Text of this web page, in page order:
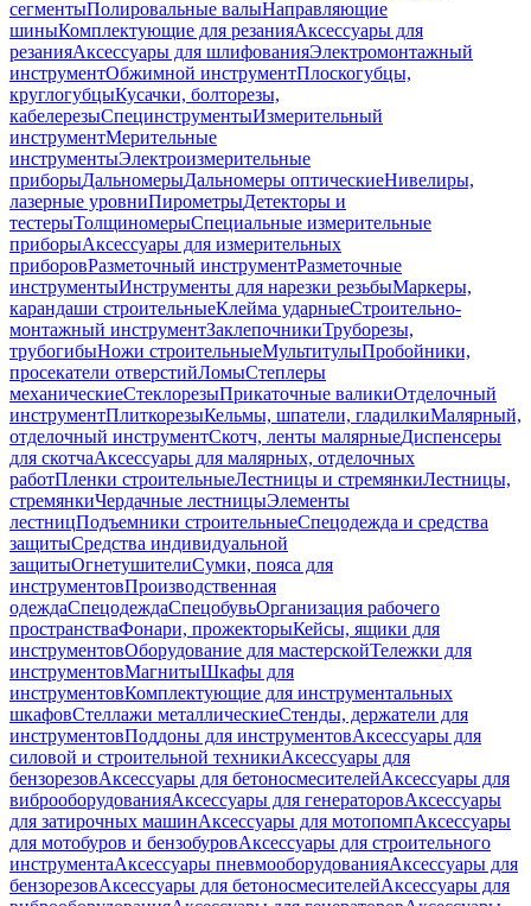
сегментыПолировальные валыНаправляющие
шиныКомплектующие для резанияАксессуары для
резанияАксессуары для шлифованияЭлектромонтажный
инструментОбжимной инструментПлоскогубцы,
круглогубцыКусачки, болторезы,
кабелерезыСпецинструментыИзмерительный
инструментМерительные
инструментыЭлектроизмерительные
приборыДальномерыДальномеры оптическиеНивелиры,
лазерные уровниПирометрыДетекторы и
тестерыТолщиномерыСпециальные измерительные
приборыАксессуары для измерительных
приборовРазметочный инструментРазметочные
инструментыИнструменты для нарезки резьбыМаркеры,
карандаши строительныеКлейма ударныеСтроительно-
монтажный инструментЗаклепочникиТруборезы,
трубогибыНожи строительныеМультитулыПробойники,
просекатели отверстийЛомыСтеплеры
механическиеСтеклорезыПрикаточные валикиОтделочный
инструментПлиткорезыКельмы, шпатели, гладилкиМалярный,
отделочный инструментСкотч, ленты малярныеДиспенсеры
для скотчаАксессуары для малярных, отделочных
работПленки строительныеЛестницы и стремянкиЛестницы,
стремянкиЧердачные лестницыЭлементы
лестницПодъемники строительныеСпецодежда и средства
защитыСредства индивидуальной
защитыОгнетушителиСумки, пояса для
инструментовПроизводственная
одеждаСпецодеждаСпецобувьОрганизация рабочего
пространстваФонари, прожекторыКейсы, ящики для
инструментовОборудование для мастерскойТележки для
инструментовМагнитыШкафы для
инструментовКомплектующие для инструментальных
шкафовСтеллажи металлическиеСтенды, держатели для
инструментовПоддоны для инструментовАксессуары для
силовой и строительной техникиАксессуары для
бензорезовАксессуары для бетоносмесителейАксессуары для
виброоборудованияАксессуары для генераторовАксессуары
для затирочных машинАксессуары для мотопомпАксессуары
для мотобуров и бензобуровАксессуары для строительного
инструментаАксессуары пневмооборудованияАксессуары для
бензорезовАксессуары для бетоносмесителейАксессуары для